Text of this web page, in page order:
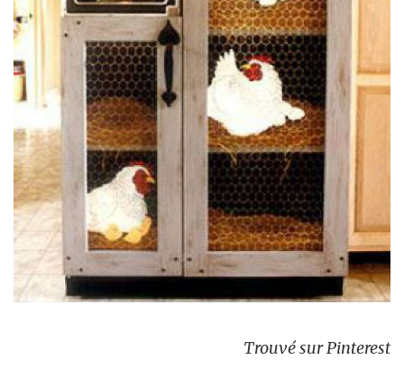
Trouvé sur Pinterest